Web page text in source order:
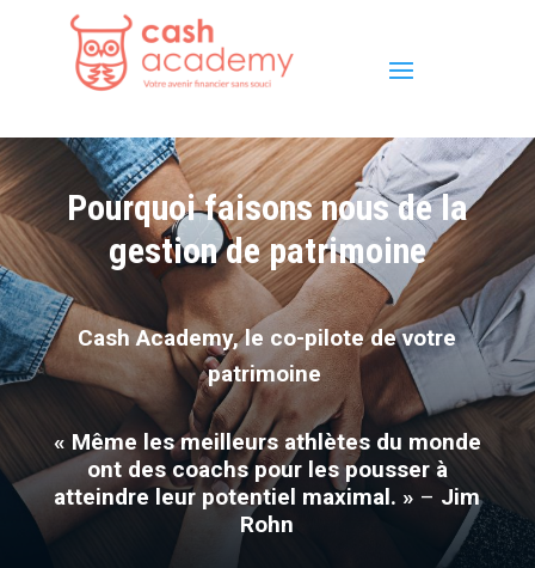
Pourquoi faisons nous de la
gestion de patrimoine
Cash Academy, le co-pilote de votre
patrimoine
« Même les meilleurs athlètes du monde
ont des coachs pour les pousser à
atteindre leur potentiel maximal. » – Jim
Rohn